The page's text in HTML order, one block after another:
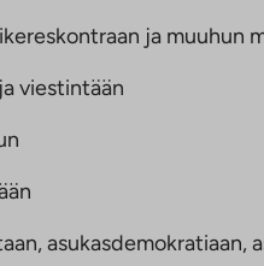
ja muuhun
viestintään
asukasdemokratiaan,